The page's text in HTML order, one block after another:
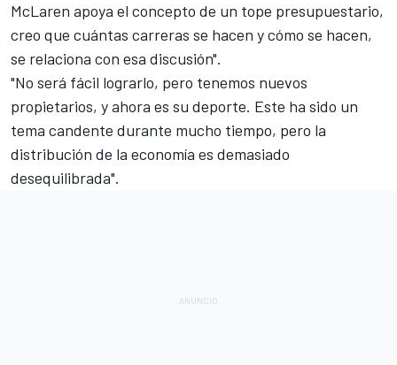
McLaren apoya el concepto de un tope presupuestario,
creo que cuántas carreras se hacen y cómo se hacen,
se relaciona con esa discusión".
"No será fácil lograrlo, pero tenemos nuevos
propietarios, y ahora es su deporte. Este ha sido un
tema candente durante mucho tiempo, pero la
distribución de la economía es demasiado
desequilibrada".